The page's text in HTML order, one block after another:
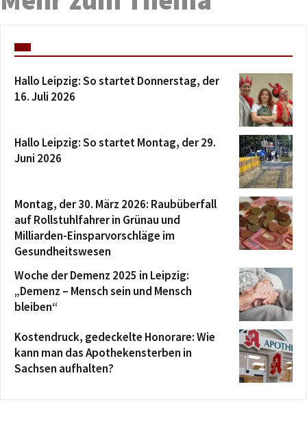
Hallo Leipzig: So startet Donnerstag, der
16. Juli 2026
Hallo Leipzig: So startet Montag, der 29.
Juni 2026
Montag, der 30. März 2026: Raubüberfall
auf Rollstuhlfahrer in Grünau und
Milliarden-Einsparvorschläge im
Gesundheitswesen
Woche der Demenz 2025 in Leipzig:
„Demenz – Mensch sein und Mensch
bleiben“
Kostendruck, gedeckelte Honorare: Wie
kann man das Apothekensterben in
Sachsen aufhalten?